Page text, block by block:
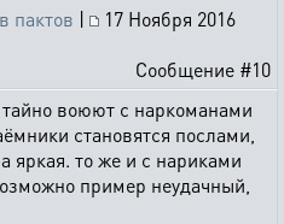
пактов |
17 Ноября 2016
Сообщение #10
тайно воюют с наркоманами
становятся послами,
яркая. то же и с нариками
пример неудачный,